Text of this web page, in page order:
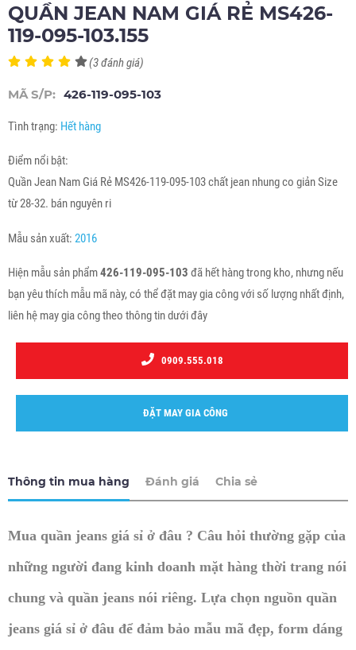
QUẦN JEAN NAM GIÁ RẺ MS426-
119-095-103.155
(3 đánh giá)
MÃ S/P: 426-119-095-103
Tình trạng: Hết hàng
Điểm nổi bật:
Quần Jean Nam Giá Rẻ MS426-119-095-103 chất jean nhung co giản Size
từ 28-32. bán nguyên ri
Mẫu sản xuất: 2016
Hiện mẫu sản phẩm426-119-095-103 đã hết hàng trong kho, nhưng nếu
bạn yêu thích mẫu mã này, có thể đặt may gia công với số lượng nhất định,
liên hệ may gia công theo thông tin dưới đây
0909.555.018
ĐẶT MAY GIA CÔNG
Thông tin mua hàng Đánh giá Chia sẻ
Mua quần jeans giá sỉ ở đâu ? Câu hỏi thường gặp của
những người đang kinh doanh mặt hàng thời trang nói
chung và quần jeans nói riêng. Lựa chọn nguồn quần
jeans giá sỉ ở đâu để đảm bảo mẫu mã đẹp, form dáng